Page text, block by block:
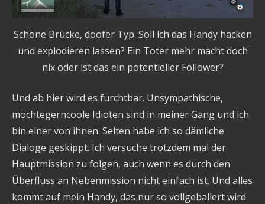
Schöne Brücke, doofer Typ. Soll ich das Handy hacken
und explodieren lassen? Ein Toter mehr macht doch
nix oder ist das ein potentieller Follower?
Und ab hier wird es furchtbar. Unsympathische,
möchtegerncoole Idioten sind in meiner Gang und ich
bin einer von ihnen. Selten habe ich so dämliche
Dialoge geskippt. Ich versuche trotzdem mal der
Hauptmission zu folgen, auch wenn es durch den
Überfluss an Nebenmission nicht einfach ist. Und alles
kommt auf mein Handy, das nur so vollgeballert wird